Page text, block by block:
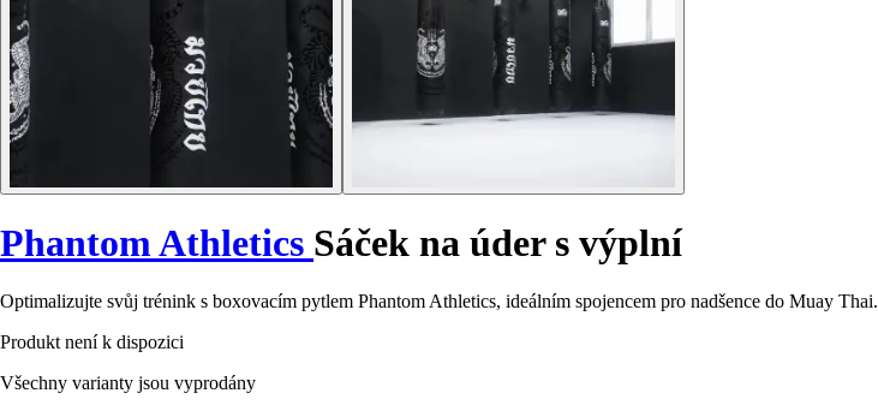
Phantom Athletics Sáček na úder s výplní
Optimalizujte svůj trénink s boxovacím pytlem Phantom Athletics, ideálním spojencem pro nadšence do Muay Thai.
Produkt není k dispozici
Všechny varianty jsou vyprodány